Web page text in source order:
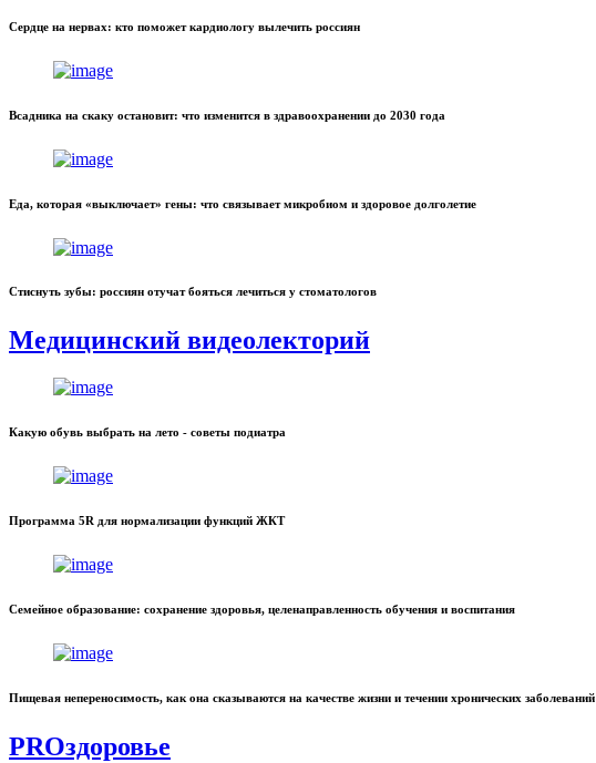
Сердце на нервах: кто поможет кардиологу вылечить россиян
Всадника на скаку остановит: что изменится в здравоохранении до 2030 года
Еда, которая «выключает» гены: что связывает микробиом и здоровое долголетие
Стиснуть зубы: россиян отучат бояться лечиться у стоматологов
Медицинский видеолекторий
Какую обувь выбрать на лето - советы подиатра
Программа 5R для нормализации функций ЖКТ
Семейное образование: сохранение здоровья, целенаправленность обучения и воспитания
Пищевая непереносимость, как она сказываются на качестве жизни и течении хронических заболеваний
PROздоровье